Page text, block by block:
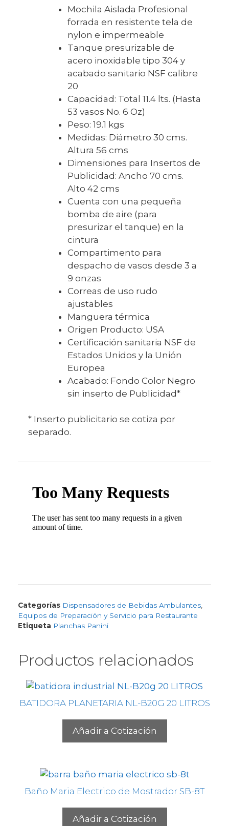
Mochila Aislada Profesional
forrada en resistente tela de
nylon e impermeable
Tanque presurizable de
acero inoxidable tipo 304 y
acabado sanitario NSF calibre
20
Capacidad: Total 11.4 lts. (Hasta
53 vasos No. 6 Oz)
Peso: 19.1 kgs
Medidas: Diámetro 30 cms.
Altura 56 cms
Dimensiones para Insertos de
Publicidad: Ancho 70 cms.
Alto 42 cms
Cuenta con una pequeña
bomba de aire (para
presurizar el tanque) en la
cintura
Compartimento para
despacho de vasos desde 3 a
9 onzas
Correas de uso rudo
ajustables
Manguera térmica
Origen Producto: USA
Certificación sanitaria NSF de
Estados Unidos y la Unión
Europea
Acabado: Fondo Color Negro
sin inserto de Publicidad*
* Inserto publicitario se cotiza por
separado.
Categorías Dispensadores de Bebidas Ambulantes
Equipos de Preparación y Servicio para Restaurante
Etiqueta Planchas Panini
Productos relacionados
BATIDORA PLANETARIA NL-B20G 20 LITROS
Añadir a Cotización
Baño Maria Electrico de Mostrador SB-8T
Añadir a Cotización